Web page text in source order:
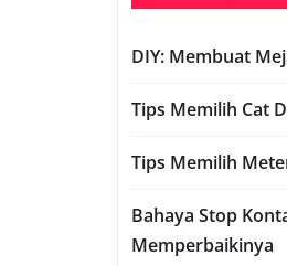
DIY: Membuat
Tips Memilih Cat
Tips Memilih
Bahaya Stop
Memperbaikinya